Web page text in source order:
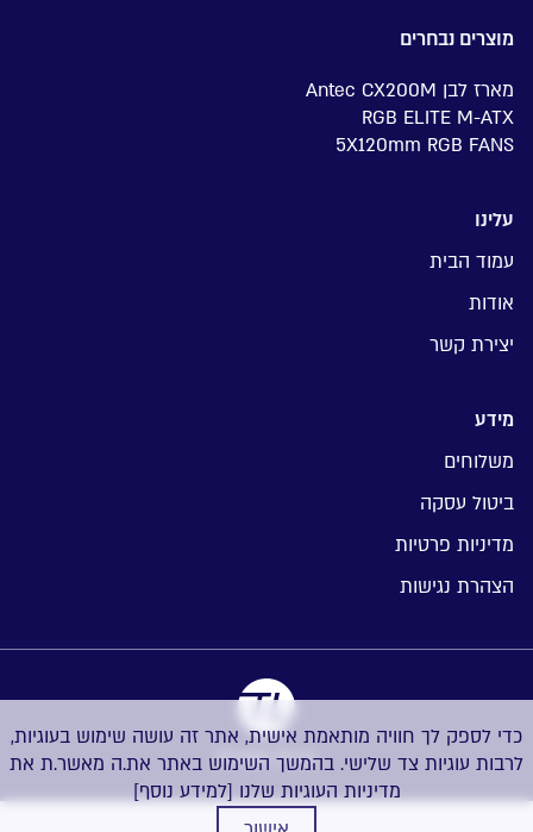
כדי לספק לך חוויה מותאמת אישית, אתר זה עושה שימוש בעוגיות,
לרבות עוגיות צד שלישי. בהמשך השימוש באתר את.ה מאשר.ת את
מדיניות העוגיות שלנו [למידע נוסף]
מוצרים נבחרים
מארז לבן Antec CX200M
RGB ELITE M-ATX
5X120mm RGB FANS
עלינו
עמוד הבית
אודות
יצירת קשר
מידע
משלוחים
ביטול עסקה
מדיניות פרטיות
הצהרת נגישות
בניית אתרים